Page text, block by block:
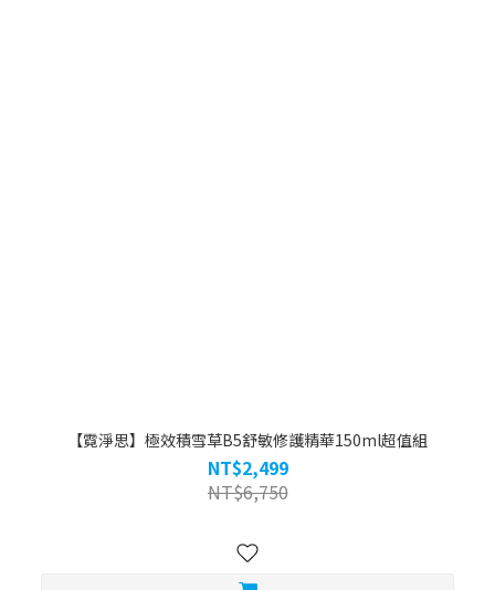
【霓淨思】極效積雪草B5舒敏修護精華150ml超值組
NT$2,499
NT$6,750